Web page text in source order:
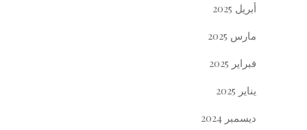
أبريل 2025
مارس 2025
فبراير 2025
يناير 2025
ديسمبر 2024